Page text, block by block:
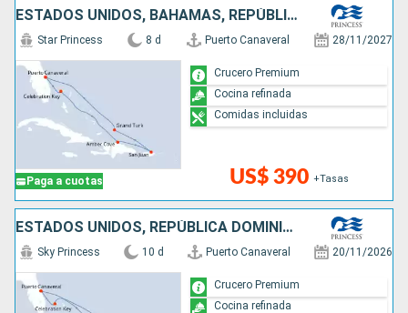
ESTADOS UNIDOS, BAHAMAS, REPÚBLICA DOMINICANA, PUERTO RICO
Paga a cuotas
Star Princess 8 d Puerto Canaveral 28/11/2027
US$ 390 +Tasas
Crucero Premium
Cocina refinada
Comidas incluidas
ESTADOS UNIDOS, REPÚBLICA DOMINICANA, PUERTO RICO, SAN MARTÍN, BAHAMAS
Sky Princess 10 d Puerto Canaveral 20/11/2026
Crucero Premium
Cocina refinada